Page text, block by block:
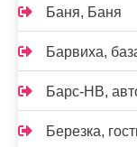
Баня, Баня
Барвиха,
Барс-НВ,
Березка,